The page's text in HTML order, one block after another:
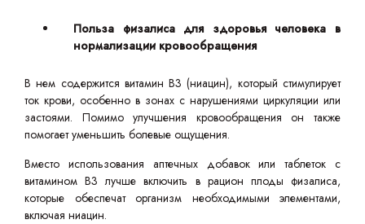
Польза физалиса для здоровья человека в
нормализации кровообращения
В нем содержится витамин B3 (ниацин), который стимулирует
ток крови, особенно в зонах с нарушениями циркуляции или
застоями. Помимо улучшения кровообращения он также
помогает уменьшить болевые ощущения.
Вместо использования аптечных добавок или таблеток с
витамином B3 лучше включить в рацион плоды физалиса,
которые обеспечат организм необходимыми элементами,
включая ниацин.